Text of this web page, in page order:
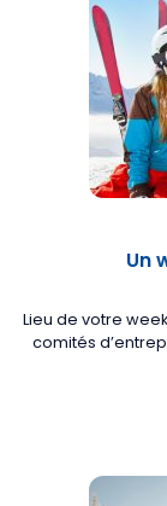
Un
Lieu de votre
comités